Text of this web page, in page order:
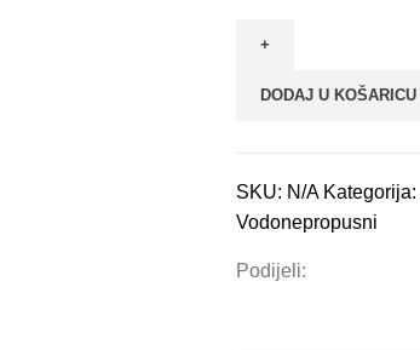
DODAJ U KOŠARICU
SKU: N/A Kategorija:
Vodonepropusni
Podijeli: